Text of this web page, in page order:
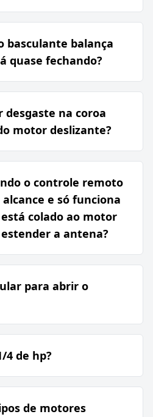
basculante balança
quase fechando?
desgaste na coroa
motor deslizante?
o controle remoto
e só funciona
colado ao motor
a antena?
para abrir o
4 de hp?
de motores